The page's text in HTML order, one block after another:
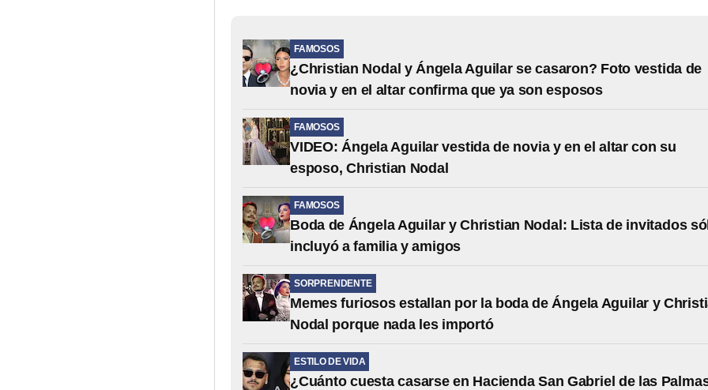
FAMOSOS
¿Christian Nodal y Ángela Aguilar se casaron? Foto vestida de
novia y en el altar confirma que ya son esposos
FAMOSOS
VIDEO: Ángela Aguilar vestida de novia y en el altar con su
esposo, Christian Nodal
FAMOSOS
Boda de Ángela Aguilar y Christian Nodal: Lista de invitados
incluyó a familia y amigos
SORPRENDENTE
Memes furiosos estallan por la boda de Ángela Aguilar y
Nodal porque nada les importó
ESTILO DE VIDA
¿Cuánto cuesta casarse en Hacienda San Gabriel de las